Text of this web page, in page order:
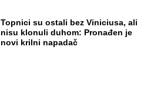
Topnici su ostali bez Viniciusa, ali
nisu klonuli duhom: Pronađen je
novi krilni napadač